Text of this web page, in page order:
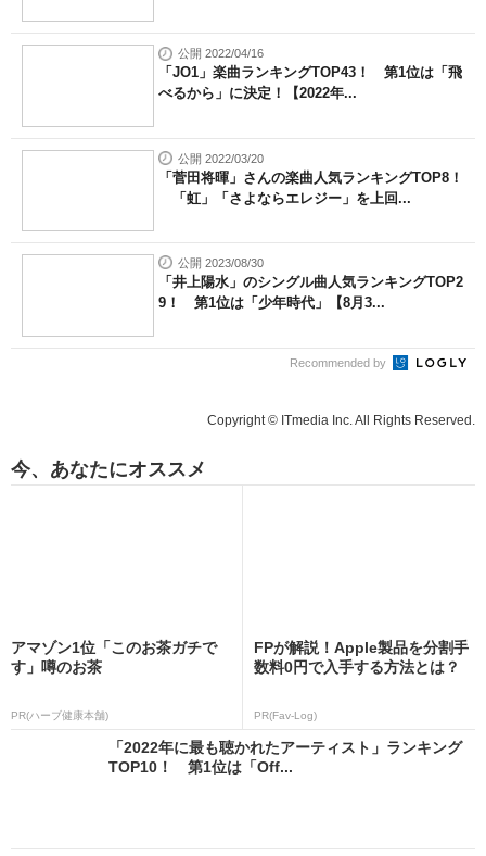
公開 2022/04/16
「JO1」楽曲ランキングTOP43！ 第1位は「飛
べるから」に決定！【2022年...
公開 2022/03/20
「菅田将暉」さんの楽曲人気ランキングTOP8！
「虹」「さよならエレジー」を上回...
公開 2023/08/30
「井上陽水」のシングル曲人気ランキングTOP2
9！ 第1位は「少年時代」【8月3...
Recommended by
Copyright © ITmedia Inc. All Rights Reserved.
今、あなたにオススメ
アマゾン1位「このお茶ガチで
す」噂のお茶
PR(ハーブ健康本舗)
FPが解説！Apple製品を分割手
数料0円で入手する方法とは？
PR(Fav-Log)
「2022年に最も聴かれたアーティスト」ランキング
TOP10！ 第1位は「Off...